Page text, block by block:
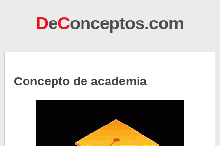
DeConceptos.com
Concepto de academia